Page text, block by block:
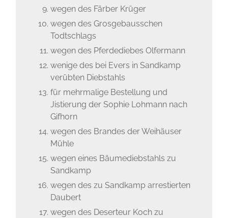
wegen des Färber Krüger
wegen des Grosgebausschen
Todtschlags
wegen des Pferdediebes Olfermann
wenige des bei Evers in Sandkamp
verübten Diebstahls
für mehrmalige Bestellung und
Jistierung der Sophie Lohmann nach
Gifhorn
wegen des Brandes der Weihäuser
Mühle
wegen eines Bäumediebstahls zu
Sandkamp
wegen des zu Sandkamp arrestierten
Daubert
wegen des Deserteur Koch zu